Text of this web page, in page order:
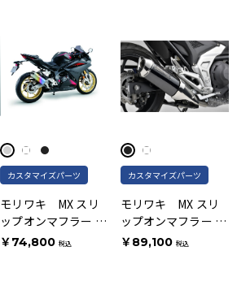
カスタマイズパーツ
モリワキ MX スリ
ップオンマフラー ア
ノダイズドチタニウ
￥74,800 税込
カスタマイズパーツ
モリワキ MX スリ
ップオンマフラー ブ
ラックパール カイ
￥89,100 税込